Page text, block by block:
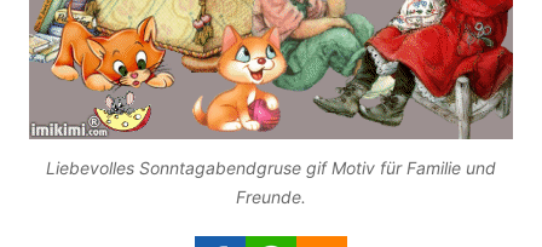
Liebevolles Sonntagabendgruse gif Motiv für Familie und
Freunde.